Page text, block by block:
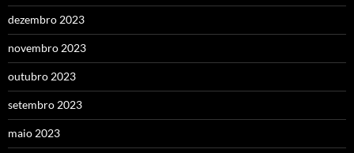
dezembro 2023
novembro 2023
outubro 2023
setembro 2023
maio 2023